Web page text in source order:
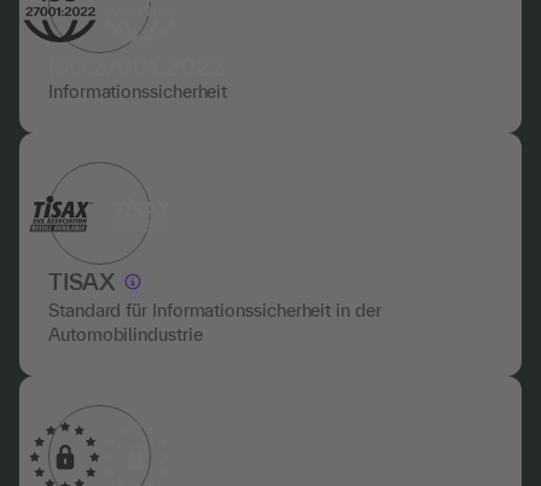
Informationssicherheit
TISAX
Standard für Informationssicherheit in der
Automobilindustrie